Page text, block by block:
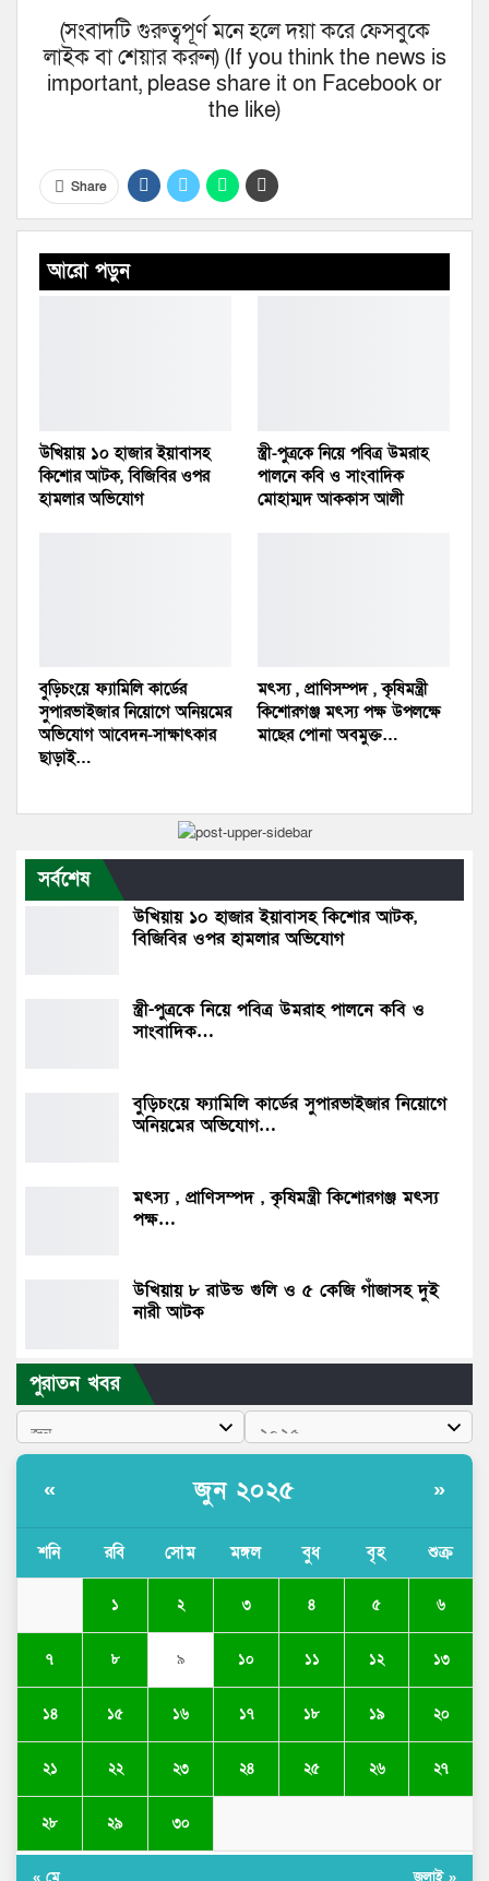
(সংবাদটি গুরুত্বপূর্ণ মনে হলে দয়া করে ফেসবুকে
লাইক বা শেয়ার করুন) (If you think the news is
important, please share it on Facebook or
the like)
Share
আরো পড়ুন
উখিয়ায় ১০ হাজার ইয়াবাসহ
কিশোর আটক, বিজিবির ওপর
হামলার অভিযোগ
স্ত্রী-পুত্রকে নিয়ে পবিত্র উমরাহ
পালনে কবি ও সাংবাদিক
মোহাম্মদ আককাস আলী
বুড়িচংয়ে ফ্যামিলি কার্ডের
সুপারভাইজার নিয়োগে অনিয়মের
অভিযোগ আবেদন-সাক্ষাৎকার
ছাড়াই…
মৎস্য , প্রাণিসম্পদ , কৃষিমন্ত্রী
কিশোরগঞ্জ মৎস্য পক্ষ উপলক্ষে
মাছের পোনা অবমুক্ত…
সর্বশেষ
উখিয়ায় ১০ হাজার ইয়াবাসহ কিশোর আটক,
বিজিবির ওপর হামলার অভিযোগ
স্ত্রী-পুত্রকে নিয়ে পবিত্র উমরাহ পালনে কবি ও
সাংবাদিক…
বুড়িচংয়ে ফ্যামিলি কার্ডের সুপারভাইজার নিয়োগে
অনিয়মের অভিযোগ…
মৎস্য , প্রাণিসম্পদ , কৃষিমন্ত্রী কিশোরগঞ্জ মৎস্য
পক্ষ…
উখিয়ায় ৮ রাউন্ড গুলি ও ৫ কেজি গাঁজাসহ দুই
নারী আটক
পুরাতন খবর
« জুন ২০২৫ »
শনি রবি সোম মঙ্গল বুধ বৃহ শুক্র
১ ২ ৩ ৪ ৫ ৬
৭ ৮ ৯ ১০ ১১ ১২ ১৩
১৪ ১৫ ১৬ ১৭ ১৮ ১৯ ২০
২১ ২২ ২৩ ২৪ ২৫ ২৬ ২৭
২৮ ২৯ ৩০